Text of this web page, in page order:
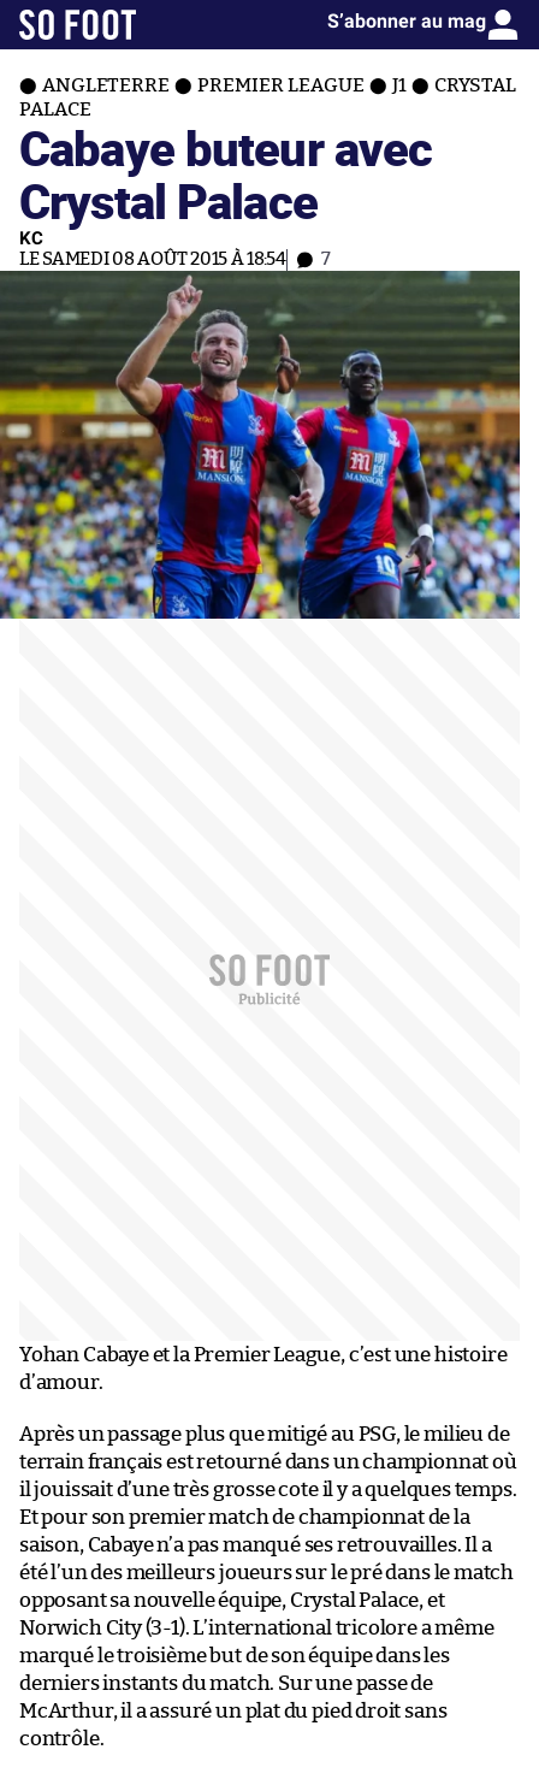
S’abonner au mag
ANGLETERRE PREMIER LEAGUE J1
CRYSTAL
PALACE
Cabaye buteur avec
Crystal Palace
KC
LE SAMEDI 08 AOÛT 2015 À 18:54 7
Yohan Cabaye et la Premier League, c’est une histoire
d’amour.
Après un passage plus que mitigé au PSG, le milieu de
terrain français est retourné dans un championnat où
il jouissait d’une très grosse cote il y a quelques temps.
Et pour son premier match de championnat de la
saison, Cabaye n’a pas manqué ses retrouvailles. Il a
été l’un des meilleurs joueurs sur le pré dans le match
opposant sa nouvelle équipe, Crystal Palace, et
Norwich City (3-1). L’international tricolore a même
marqué le troisième but de son équipe dans les
derniers instants du match. Sur une passe de
McArthur, il a assuré un plat du pied droit sans
contrôle.